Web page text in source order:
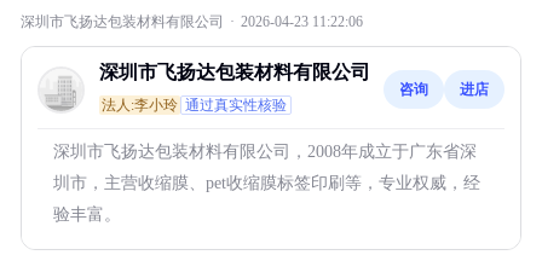
深圳市飞扬达包装材料有限公司 · 2026-04-23 11:22:06
深圳市飞扬达包装材料有限公司
法人:李小玲 通过真实性核验
咨询 进店
深圳市飞扬达包装材料有限公司，2008年成立于广东省深
圳市，主营收缩膜、pet收缩膜标签印刷等，专业权威，经
验丰富。